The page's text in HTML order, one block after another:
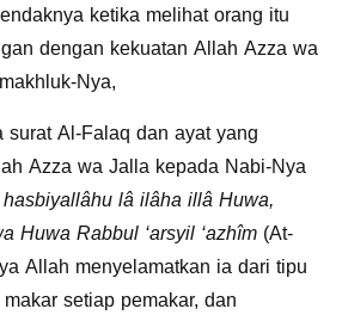
ketika melihat orang itu
dengan kekuatan Allah Azza wa
Nya,
surat Al-Falaq dan ayat yang
Azza wa Jalla kepada Nabi-Nya
lâ ilâha illâ Huwa,
Huwa Rabbul ‘arsyil ‘azhîm (At-
Allah menyelamatkan ia dari tipu
setiap pemakar, dan